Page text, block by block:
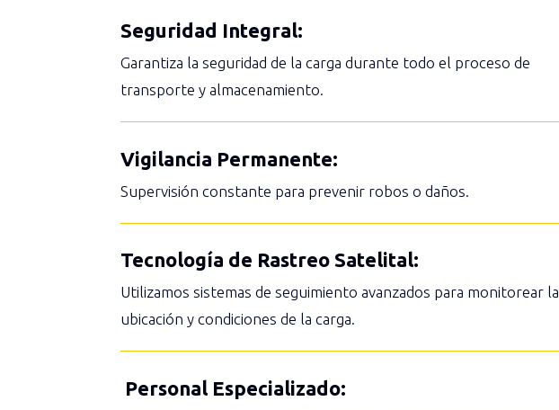
Seguridad Integral:
Garantiza la seguridad de la carga durante todo el proceso de
transporte y almacenamiento.
Vigilancia Permanente:
Supervisión constante para prevenir robos o daños.
Tecnología de Rastreo Satelital:
Utilizamos sistemas de seguimiento avanzados para monitorear la
ubicación y condiciones de la carga.
Personal Especializado: